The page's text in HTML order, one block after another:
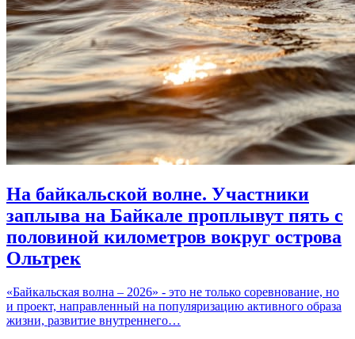
На байкальской волне. Участники
заплыва на Байкале проплывут пять с
половиной километров вокруг острова
Ольтрек
«Байкальская волна – 2026» - это не только соревнование, но
и проект, направленный на популяризацию активного образа
жизни, развитие внутреннего…